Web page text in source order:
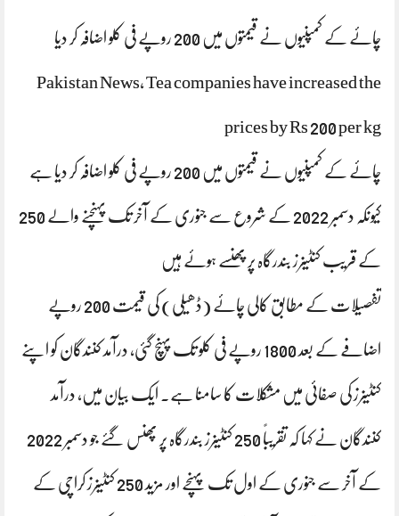
چائے کے کمپنیوں نے قیمتوں میں 200 روپے فی کلو اضافہ کر دیا
Pakistan News, Tea companies have increased the
prices by Rs 200 per kg
چائے کے کمپنیوں نے قیمتوں میں 200 روپے فی کلو اضافہ کر دیا ہے
کیونکہ دسمبر 2022 کے شروع سے جنوری کے آخر تک پہنچنے والے 250
کے قریب کنٹینرز بندرگاہ پر پھنسے ہوئے ہیں
تفصیلات کے مطابق کالی چائے (ڈھیلی) کی قیمت 200 روپے
اضافے کے بعد 1800 روپے فی کلو تک پہنچ گئی، درآمد کنندگان کو اپنے
کنٹینرز کی صفائی میں مشکلات کا سامنا ہے۔ ایک بیان میں، درآمد
کنندگان نے کہا کہ تقریباً 250 کنٹینرز بندرگاہ پر پھنس گئے جو دسمبر 2022
کے آخر سے جنوری کے اول تک پہنچے اور مزید 250 کنٹینرز کراچی کے